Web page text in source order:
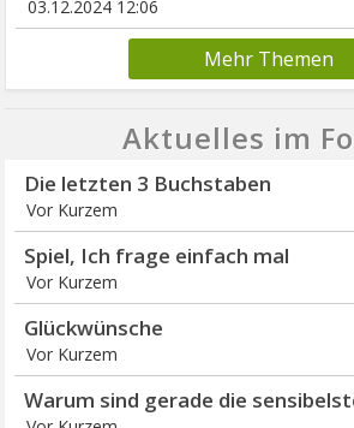
03.12.2024 12:06
Mehr Themen
Aktuelles im
Die letzten 3 Buchstaben
Vor Kurzem
Spiel, Ich frage einfach mal
Vor Kurzem
Glückwünsche
Vor Kurzem
Warum sind gerade die